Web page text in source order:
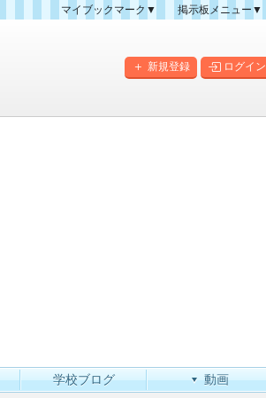
マイブックマーク▼
掲示板メニュー▼
掲示板マップ
新規登録 ログイン
学校ブログ 動画